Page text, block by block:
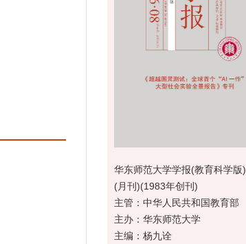
华东师范大学学报(教育科学版)
(月刊)(1983年创刊)
主管：中华人民共和国教育部
主办：华东师范大学
主编：杨九诠